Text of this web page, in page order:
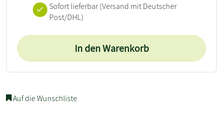
Sofort lieferbar(Versand mit Deutscher
Post/DHL)
In den Warenkorb
Auf die Wunschliste